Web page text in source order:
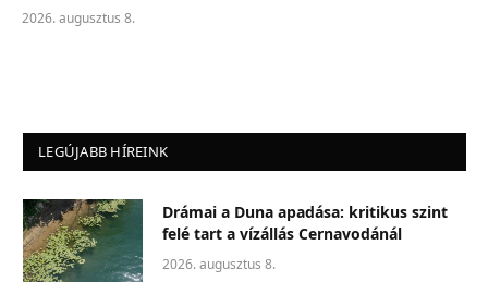
2026. augusztus 8.
LEGÚJABB HÍREINK
Drámai a Duna apadása: kritikus szint
felé tart a vízállás Cernavodánál
2026. augusztus 8.